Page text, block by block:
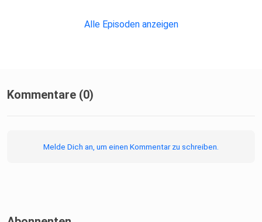
Alle Episoden anzeigen
Kommentare (0)
Melde Dich an, um einen Kommentar zu schreiben.